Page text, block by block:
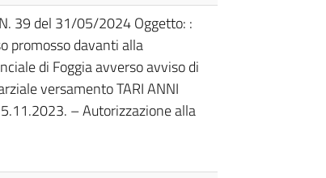
39 del 31/05/2024 Oggetto: :
promosso davanti alla
di Foggia avverso avviso di
versamento TARI ANNI
– Autorizzazione alla